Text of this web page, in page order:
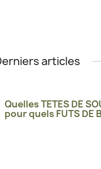
articles
Quelles TETES DE
pour quels FUTS DE